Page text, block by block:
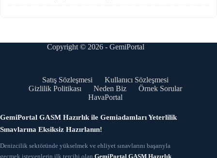
Copyright © 2026 - GemiPortal
Satış Sözleşmesi
Kullanıcı Sözleşmesi
Gizlilik Politikası
Neden Biz
Örnek Sorular
HavaPortal
GemiPortal GASM Hazırlık ile Gemiadamları Yeterlilik
Sınavlarına Eksiksiz Hazırlanın!
Denizcilik sektöründe yükselmek ve ehliyet sınavlarını başarıyla
geçmek isteyenlerin ilk tercihi olan GemiPortal GASM Hazırlık